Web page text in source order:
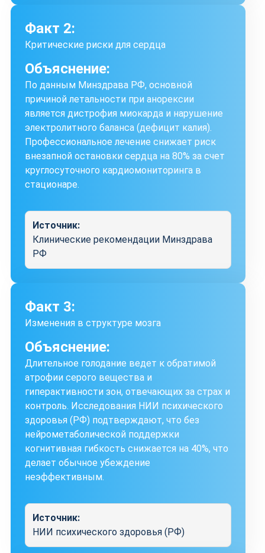
Факт 2:
Критические риски для сердца
Объяснение:
По данным Минздрава РФ, основной
причиной летальности при анорексии
является дистрофия миокарда и нарушение
электролитного баланса (дефицит калия).
Профессиональное лечение снижает риск
внезапной остановки сердца на 80% за счет
круглосуточного кардиомониторинга в
стационаре.
Источник:
Клинические рекомендации Минздрава
РФ
Факт 3:
Изменения в структуре мозга
Объяснение:
Длительное голодание ведет к обратимой
атрофии серого вещества и
гиперактивности зон, отвечающих за страх и
контроль. Исследования НИИ психического
здоровья (РФ) подтверждают, что без
нейрометаболической поддержки
когнитивная гибкость снижается на 40%, что
делает обычное убеждение
неэффективным.
Источник:
НИИ психического здоровья (РФ)